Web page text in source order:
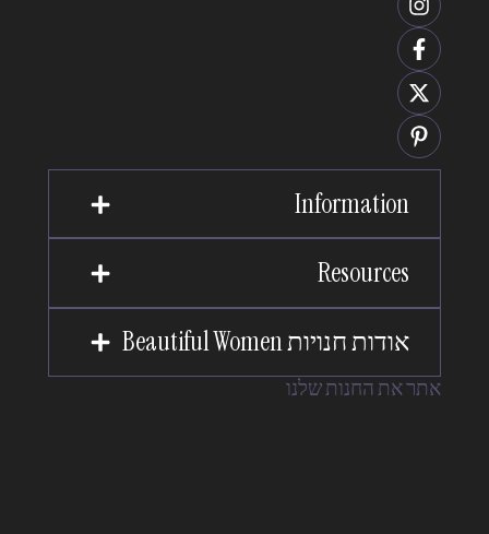
Information
Resources
אודות חנויות Beautiful Women
אתר את החנות שלנו